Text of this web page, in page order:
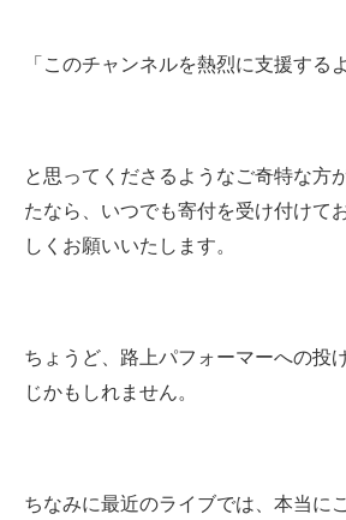
「このチャンネルを熱烈に支援する
と思ってくださるようなご奇特な方
たなら、いつでも寄付を受け付けて
しくお願いいたします。
ちょうど、路上パフォーマーへの投
じかもしれません。
ちなみに最近のライブでは、本当に